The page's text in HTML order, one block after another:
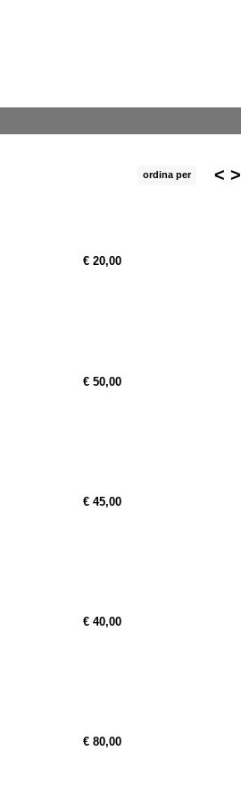
< >
ordina per
€ 20,00
€ 50,00
€ 45,00
€ 40,00
€ 80,00